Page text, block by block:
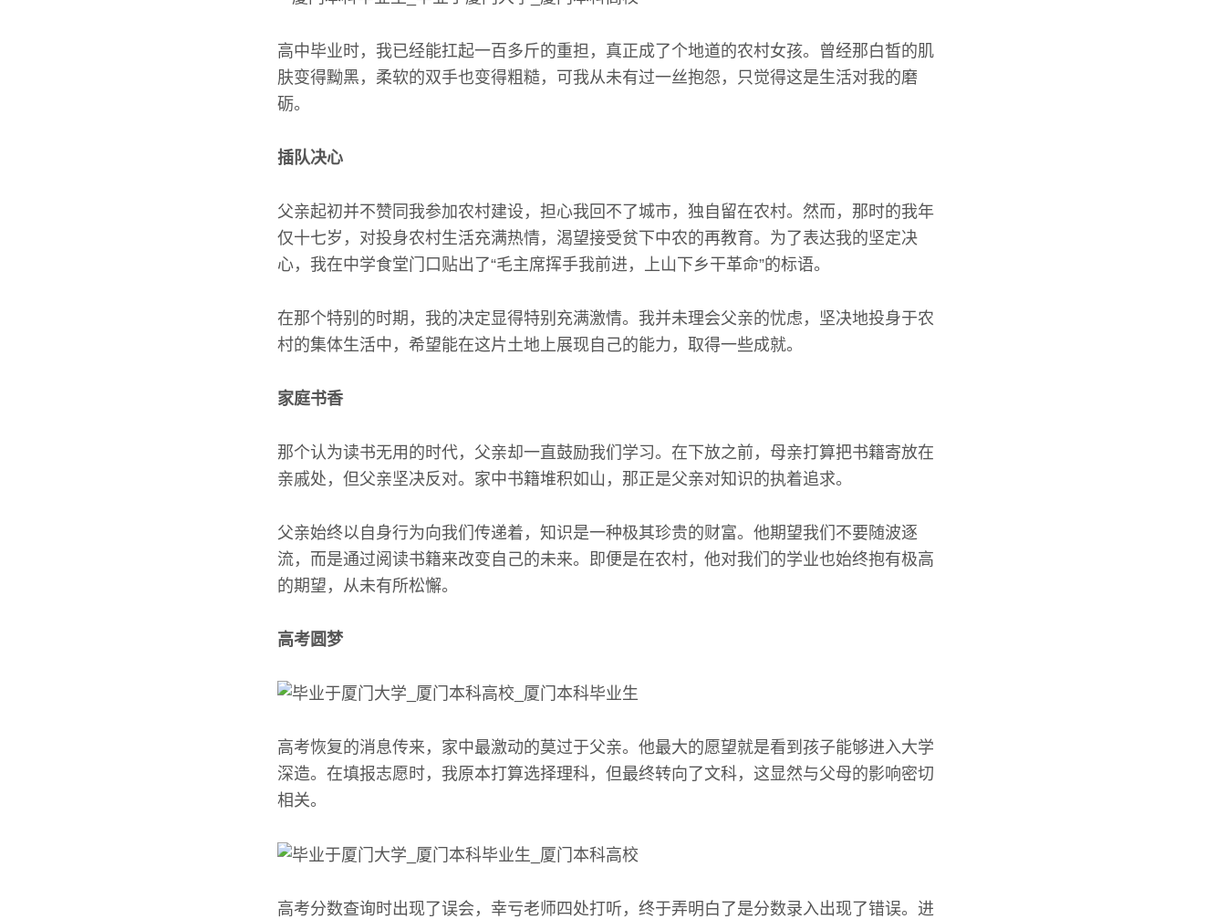
高中毕业时，我已经能扛起一百多斤的重担，真正成了个地道的农村女孩。曾经那白皙的肌
肤变得黝黑，柔软的双手也变得粗糙，可我从未有过一丝抱怨，只觉得这是生活对我的磨
砺。
插队决心
父亲起初并不赞同我参加农村建设，担心我回不了城市，独自留在农村。然而，那时的我年
仅十七岁，对投身农村生活充满热情，渴望接受贫下中农的再教育。为了表达我的坚定决
心，我在中学食堂门口贴出了“毛主席挥手我前进，上山下乡干革命”的标语。
在那个特别的时期，我的决定显得特别充满激情。我并未理会父亲的忧虑，坚决地投身于农
村的集体生活中，希望能在这片土地上展现自己的能力，取得一些成就。
家庭书香
那个认为读书无用的时代，父亲却一直鼓励我们学习。在下放之前，母亲打算把书籍寄放在
亲戚处，但父亲坚决反对。家中书籍堆积如山，那正是父亲对知识的执着追求。
父亲始终以自身行为向我们传递着，知识是一种极其珍贵的财富。他期望我们不要随波逐
流，而是通过阅读书籍来改变自己的未来。即便是在农村，他对我们的学业也始终抱有极高
的期望，从未有所松懈。
高考圆梦
高考恢复的消息传来，家中最激动的莫过于父亲。他最大的愿望就是看到孩子能够进入大学
深造。在填报志愿时，我原本打算选择理科，但最终转向了文科，这显然与父母的影响密切
相关。
高考分数查询时出现了误会，幸亏老师四处打听，终于弄明白了是分数录入出现了错误。进